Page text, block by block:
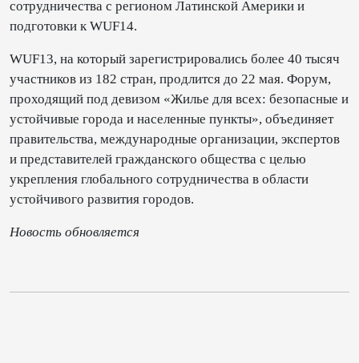
сотрудничества с регионом Латинской Америки и
подготовки к WUF14.
WUF13, на который зарегистрировались более 40 тысяч
участников из 182 стран, продлится до 22 мая. Форум,
проходящий под девизом «Жилье для всех: безопасные и
устойчивые города и населенные пункты», объединяет
правительства, международные организации, экспертов
и представителей гражданского общества с целью
укрепления глобального сотрудничества в области
устойчивого развития городов.
Новость обновляется